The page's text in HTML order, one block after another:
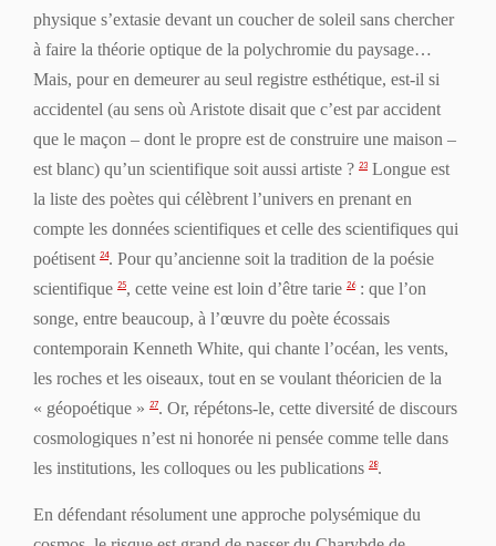
physique s’extasie devant un coucher de soleil sans chercher
à faire la théorie optique de la polychromie du paysage…
Mais, pour en demeurer au seul registre esthétique, est-il si
accidentel (au sens où Aristote disait que c’est par accident
que le maçon – dont le propre est de construire une maison –
est blanc) qu’un scientifique soit aussi artiste ? 23 Longue est
la liste des poètes qui célèbrent l’univers en prenant en
compte les données scientifiques et celle des scientifiques qui
poétisent 24. Pour qu’ancienne soit la tradition de la poésie
scientifique 25, cette veine est loin d’être tarie 26: que l’on
songe, entre beaucoup, à l’œuvre du poète écossais
contemporain Kenneth White, qui chante l’océan, les vents,
les roches et les oiseaux, tout en se voulant théoricien de la
« géopoétique » 27. Or, répétons-le, cette diversité de discours
cosmologiques n’est ni honorée ni pensée comme telle dans
les institutions, les colloques ou les publications 28.
En défendant résolument une approche polysémique du